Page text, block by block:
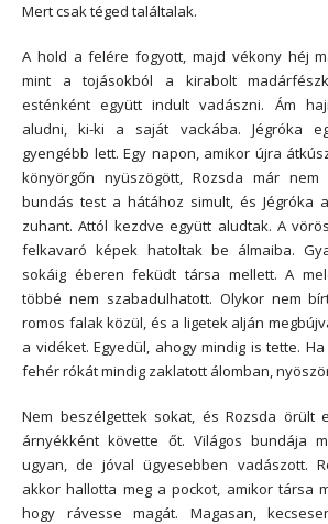
Mert csak téged találtalak.
A hold a felére fogyott, majd vékony héj
mint a tojásokból a kirabolt
esténként együtt indult vadászni. Ám
aludni, ki-ki a saját vackába. Jégróka
gyengébb lett. Egy napon, amikor újra
könyörgőn nyüszögött, Rozsda már
bundás test a hátához simult, és Jégróka
zuhant. Attól kezdve együtt aludtak. A
felkavaró képek hatoltak be álmaiba.
sokáig éberen feküdt társa mellett. A
többé nem szabadulhatott. Olykor nem
romos falak közül, és a ligetek alján
a vidéket. Egyedül, ahogy mindig is tette.
fehér rókát mindig zaklatott álomban,
Nem beszélgettek sokat, és Rozsda örült
árnyékként követte őt. Világos bundája
ugyan, de jóval ügyesebben vadászott.
akkor hallotta meg a pockot, amikor társa
hogy rávesse magát. Magasan,